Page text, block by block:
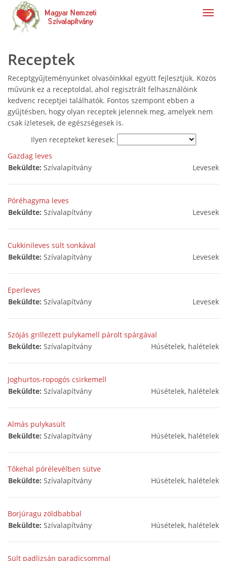
Receptek
Receptgyűjteményünket olvasóinkkal együtt fejlesztjük. Közös
művünk ez a receptoldal, ahol regisztrált felhasználóink
kedvenc receptjei találhatók. Fontos szempont ebben a
gyűjtésben, hogy olyan receptek jelennek meg, amelyek nem
csak ízletesek, de egészségesek is.
Ilyen recepteket keresek:
Gazdag leves
Beküldte: Szívalapítvány Levesek
Póréhagyma leves
Beküldte: Szívalapítvány Levesek
Cukkinileves sült sonkával
Beküldte: Szívalapítvány Levesek
Eperleves
Beküldte: Szívalapítvány Levesek
Szójás grillezett pulykamell párolt spárgával
Beküldte: Szívalapítvány Húsételek, halételek
Joghurtos-ropogós csirkemell
Beküldte: Szívalapítvány Húsételek, halételek
Almás pulykasült
Beküldte: Szívalapítvány Húsételek, halételek
Tőkehal pórélevélben sütve
Beküldte: Szívalapítvány Húsételek, halételek
Borjúragu zöldbabbal
Beküldte: Szívalapítvány Húsételek, halételek
Sült padlizsán paradicsommal